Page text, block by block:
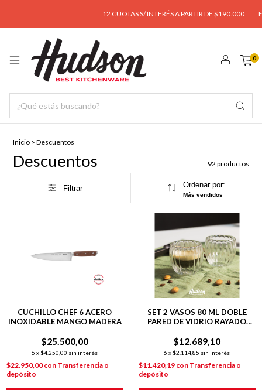
12 CUOTAS S/ INTERÉS A PARTIR DE $190.000 ENVÍO
0
Inicio > Descuentos
Descuentos 92 productos
Filtrar Ordenar por:
Más vendidos
CUCHILLO CHEF 6 ACERO
INOXIDABLE MANGO MADERA
$25.500,00
6 x $4.250,00 sin interés
$22.950,00con Transferencia o
depósito
SET 2 VASOS 80 ML DOBLE
PARED DE VIDRIO RAYADO
$12.689,10
6 x $2.114,85 sin interés
$11.420,19 con Transferencia o
depósito